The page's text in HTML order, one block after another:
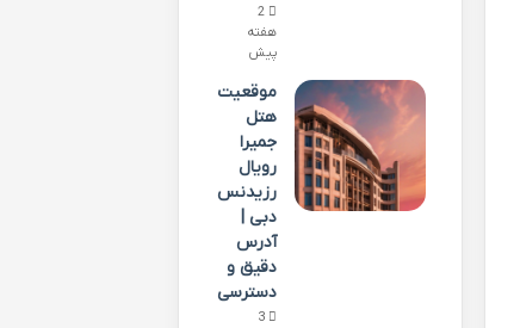
2
هفته
پیش
موقعیت
هتل
جمیرا
رویال
رزیدنس
دبی |
آدرس
دقیق و
دسترسی
3